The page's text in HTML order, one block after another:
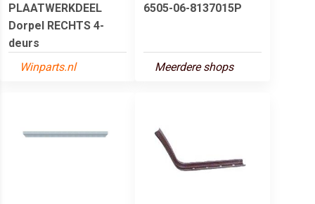
PLAATWERKDEEL
Dorpel RECHTS 4-
deurs
Winparts.nl
6505-06-8137015P
Meerdere shops